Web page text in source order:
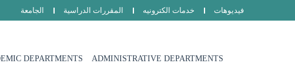
الجامعة المقررات الدراسية خدمات الكترونيه فيديوهات
DEPARTMENTS ADMINISTRATIVE DEPARTMENTS